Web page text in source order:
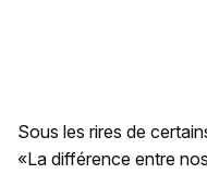
Sous les rires de
«La différence entre